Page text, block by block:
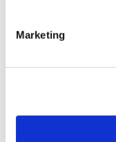
Marketing
Natureza e